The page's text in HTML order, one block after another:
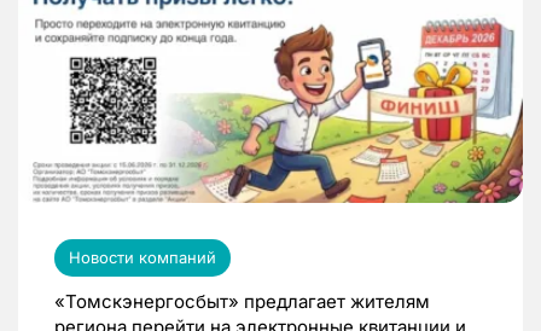
Новости компаний
«Томскэнергосбыт» предлагает жителям